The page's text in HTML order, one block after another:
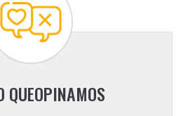
QUEOPINAMOS